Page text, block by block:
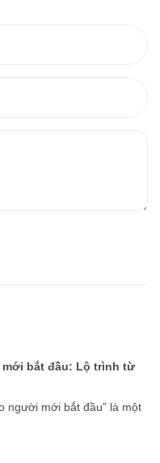
bắt đầu: Lộ trình từ
người mới bắt đầu” là một